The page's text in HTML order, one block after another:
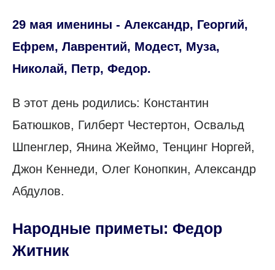
29 мая именины - Александр, Георгий,
Ефрем, Лаврентий, Модест, Муза,
Николай, Петр, Федор.
В этот день родились: Константин
Батюшков, Гилберт Честертон, Освальд
Шпенглер, Янина Жеймо, Тенцинг Норгей,
Джон Кеннеди, Олег Конопкин, Александр
Абдулов.
Народные приметы: Федор
Житник